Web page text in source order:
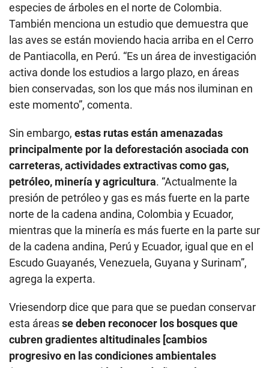
especies de árboles en el norte de Colombia.
También menciona un estudio que demuestra que
las aves se están moviendo hacia arriba en el Cerro
de Pantiacolla, en Perú. “Es un área de investigación
activa donde los estudios a largo plazo, en áreas
bien conservadas, son los que más nos iluminan en
este momento”, comenta.
Sin embargo, estas rutas están amenazadas
principalmente por la deforestación asociada con
carreteras, actividades extractivas como gas,
petróleo, minería y agricultura. “Actualmente la
presión de petróleo y gas es más fuerte en la parte
norte de la cadena andina, Colombia y Ecuador,
mientras que la minería es más fuerte en la parte sur
de la cadena andina, Perú y Ecuador, igual que en el
Escudo Guayanés, Venezuela, Guyana y Surinam”,
agrega la experta.
Vriesendorp dice que para que se puedan conservar
esta áreasse deben reconocer los bosques que
cubren gradientes altitudinales [cambios
progresivo en las condiciones ambientales